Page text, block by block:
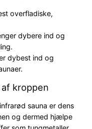
overfladiske,
dybere ind og
dybest ind og
kroppen
sauna er dens
og dermed hjælpe